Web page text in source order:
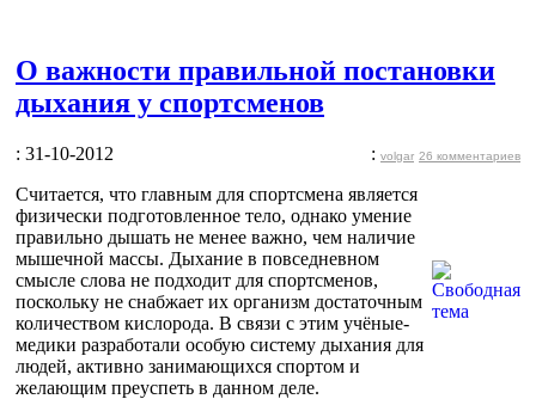
О важности правильной постановки
дыхания у спортсменов
: 31-10-2012 : volgar 26 комментариев
Считается, что главным для спортсмена является
физически подготовленное тело, однако умение
правильно дышать не менее важно, чем наличие
мышечной массы. Дыхание в повседневном
смысле слова не подходит для спортсменов,
поскольку не снабжает их организм достаточным
количеством кислорода. В связи с этим учёные-
медики разработали особую систему дыхания для
людей, активно занимающихся спортом и
желающим преуспеть в данном деле.